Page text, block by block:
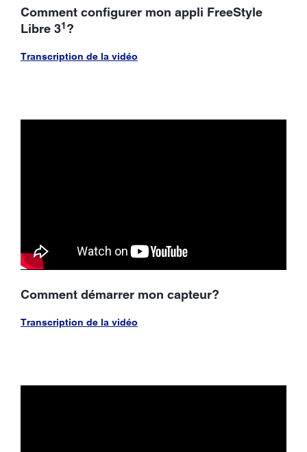
Comment configurer mon appli FreeStyle
Libre 31?
Transcription de la vidéo
Comment démarrer mon capteur?
Transcription de la vidéo